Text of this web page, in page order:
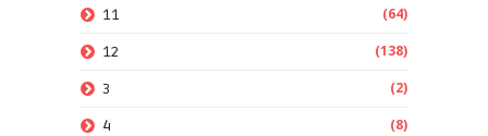
11 (64)
12 (138)
3 (2)
4 (8)